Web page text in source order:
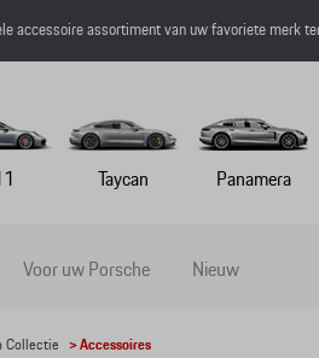
accessoire assortiment van uw favoriete merk
Taycan Panamera
Voor uw Porsche Nieuw
Collectie > Accessoires